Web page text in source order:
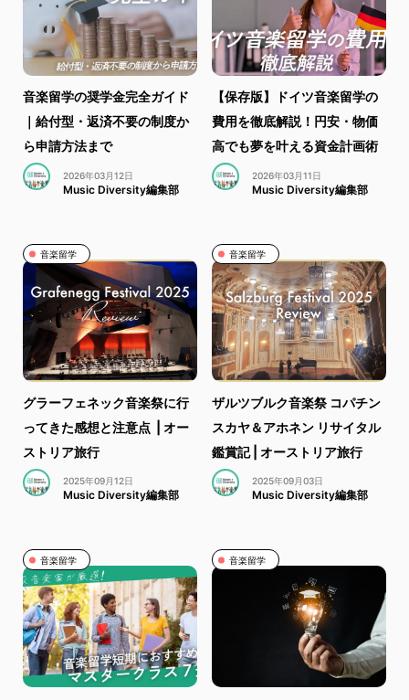
音楽留学の奨学金完全ガイド
｜給付型・返済不要の制度か
ら申請方法まで
2026年03月12日
Music Diversity編集部
【保存版】ドイツ音楽留学の
費用を徹底解説！円安・物価
高でも夢を叶える資金計画術
2026年03月11日
Music Diversity編集部
音楽留学
グラーフェネック音楽祭に行
ってきた感想と注意点 | オー
ストリア旅行
2025年09月12日
Music Diversity編集部
音楽留学
ザルツブルク音楽祭 コパチン
スカヤ＆アホネン リサイタル
鑑賞記 | オーストリア旅行
2025年09月03日
Music Diversity編集部
音楽留学 音楽留学